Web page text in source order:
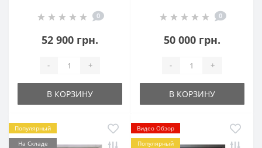
0
52 900 грн.
- +
В КОРЗИНУ
0
50 000 грн.
- +
В КОРЗИНУ
Популярный
На Складе
Видео Обзор
Популярный